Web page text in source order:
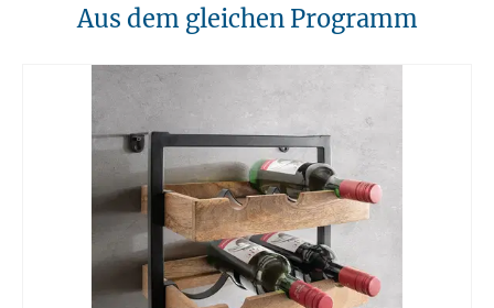
10. Brandschutz
Am Ende der Nutzungsdauer sollten Möbel fachgerecht entsorgt
werden. Massivholz kann über den Sperrmüll oder an speziellen
Sammelstellen abgegeben werden. Die örtlichen
Entsorgungsvorschriften sind zu beachten.
Unsere Massivmöbel sind so konzipiert das Sie für den privaten
Gebrauch in Haushalten geeignet sind. Diese Möbel sind nicht für
kommerziellen Gebrauch geeignet.
Unsere Massivholzmöbel sind nicht für den Außenbereich geeignet.
Aus dem gleichen Programm